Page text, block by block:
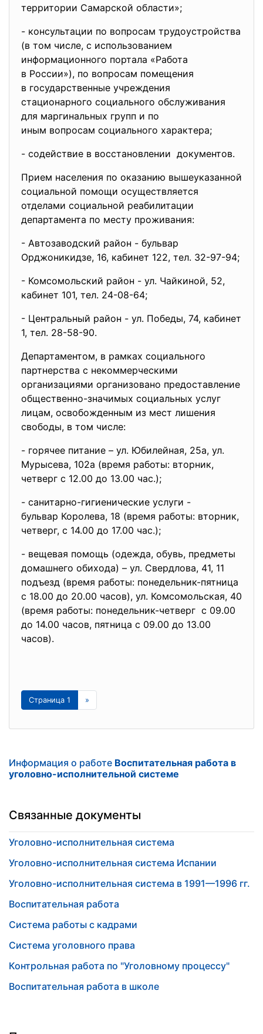
территории Самарской области»;
- консультации по вопросам трудоустройства
(в том числе, с использованием
информационного портала «Работа
в России»), по вопросам помещения
в государственные учреждения
стационарного социального обслуживания
для маргинальных групп и по
иным вопросам социального характера;
- содействие в восстановлении документов.
Прием населения по оказанию вышеуказанной
социальной помощи осуществляется
отделами социальной реабилитации
департамента по месту проживания:
- Автозаводский район - бульвар
Орджоникидзе, 16, кабинет 122, тел. 32-97-94;
- Комсомольский район - ул. Чайкиной, 52,
кабинет 101, тел. 24-08-64;
- Центральный район - ул. Победы, 74, кабинет
1, тел. 28-58-90.
Департаментом, в рамках социального
партнерства с некоммерческими
организациями организовано предоставление
общественно-значимых социальных услуг
лицам, освобожденным из мест лишения
свободы, в том числе:
- горячее питание – ул. Юбилейная, 25а, ул.
Мурысева, 102а (время работы: вторник,
четверг с 12.00 до 13.00 час.);
- санитарно-гигиенические услуги -
бульвар Королева, 18 (время работы: вторник,
четверг, с 14.00 до 17.00 час.);
- вещевая помощь (одежда, обувь, предметы
домашнего обихода) – ул. Свердлова, 41, 11
подъезд (время работы: понедельник-пятница
с 18.00 до 20.00 часов), ул. Комсомольская, 40
(время работы: понедельник-четверг с 09.00
до 14.00 часов, пятница с 09.00 до 13.00
часов).
Страница 1 »
Информация о работе Воспитательная работа в
уголовно-исполнительной системе
Связанные документы
Уголовно-исполнительная система
Уголовно-исполнительная система Испании
Уголовно-исполнительная система в 1991—1996 гг.
Воспитательная работа
Система работы с кадрами
Система уголовного права
Контрольная работа по "Уголовному процессу"
Воспитательная работа в школе